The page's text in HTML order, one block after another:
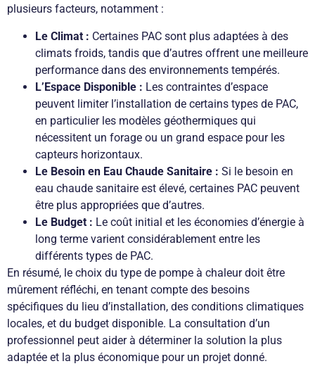
plusieurs facteurs, notamment :
Le Climat : Certaines PAC sont plus adaptées à des
climats froids, tandis que d’autres offrent une meilleure
performance dans des environnements tempérés.
L’Espace Disponible : Les contraintes d’espace
peuvent limiter l’installation de certains types de PAC,
en particulier les modèles géothermiques qui
nécessitent un forage ou un grand espace pour les
capteurs horizontaux.
Le Besoin en Eau Chaude Sanitaire : Si le besoin en
eau chaude sanitaire est élevé, certaines PAC peuvent
être plus appropriées que d’autres.
Le Budget : Le coût initial et les économies d’énergie à
long terme varient considérablement entre les
différents types de PAC.
En résumé, le choix du type de pompe à chaleur doit être
mûrement réfléchi, en tenant compte des besoins
spécifiques du lieu d’installation, des conditions climatiques
locales, et du budget disponible. La consultation d’un
professionnel peut aider à déterminer la solution la plus
adaptée et la plus économique pour un projet donné.